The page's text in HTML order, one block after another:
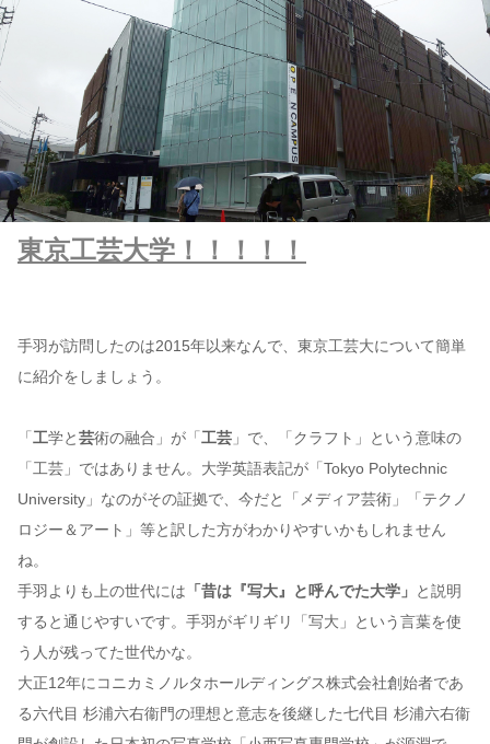
東京工芸大学！！！！！
手羽が訪問したのは2015年以来なんで、東京工芸大について簡単
に紹介をしましょう。
「 工学と芸術の融合」が「 工芸 」で、「クラフト」という意味の
「工芸」ではありません。大学英語表記が「Tokyo Polytechnic
University」なのがその証拠で、今だと「メディア芸術」「テクノ
ロジー＆アート」等と訳した方がわかりやすいかもしれません
ね。
手羽よりも上の世代には 「昔は『写大』と呼んでた大学」 と説明
すると通じやすいです。手羽がギリギリ「写大」という言葉を使
う人が残ってた世代かな。
大正12年にコニカミノルタホールディングス株式会社創始者であ
る六代目 杉浦六右衞門の理想と意志を後継した七代目 杉浦六右衞